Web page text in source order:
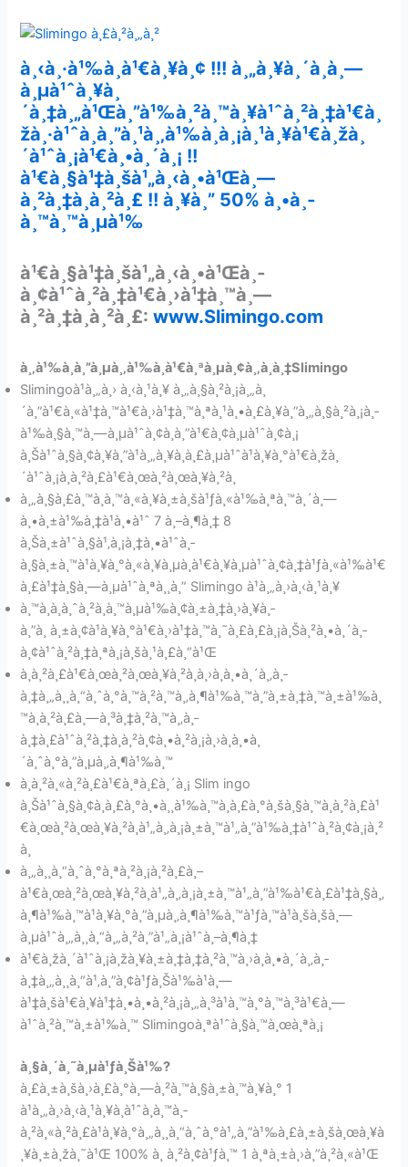
à¸‹à¸·à¹‰à¸­à¹€à¸¥à¸¢ !!! à¸„à¸¥à¸´à¸à¸—
à¸µà¹ˆà¸¥à¸
´à¸‡à¸„à¹Œà¸”à¹‰à¸²à¸™à¸¥à¹ˆà¸²à¸‡à¹€à¸
žà¸·à¹ˆà¸­à¸”à¸¹à¸‚à¹‰à¸­à¸¡à¸¹à¸¥à¹€à¸žà¸
´à¹ˆà¸¡à¹€à¸•à¸´à¸¡ !!
à¹€à¸§à¹‡à¸šà¹„à¸‹à¸•à¹Œà¸—
à¸²à¸‡à¸à¸²à¸£ !! à¸¥à¸” 50% à¸•à¸­
à¸™à¸™à¸µà¹‰
à¹€à¸§à¹‡à¸šà¹„à¸‹à¸•à¹Œà¸­
à¸¢à¹ˆà¸²à¸‡à¹€à¸›à¹‡à¸™à¸—
à¸²à¸‡à¸à¸²à¸£:www.Slimingo.com
à¸‚à¹‰à¸­à¸”à¸µà¸‚à¹‰à¸­à¹€à¸ªà¸µà¸¢à¸‚à¸­à¸‡Slimingo
Slimingoà¹à¸„à¸› à¸‹à¸¹à¸¥ à¸„à¸§à¸²à¸¡à¸„à¸
´à¸”à¹€à¸«à¹‡à¸™à¹€à¸›à¹‡à¸™à¸ªà¸¹à¸•à¸£à¸¥à¸”à¸„à¸§à¸²à¸¡à¸­
à¹‰à¸§à¸™à¸—à¸µà¹ˆà¸¢à¸­à¸”à¹€à¸¢à¸µà¹ˆà¸¢à¸¡
à¸Šà¹ˆà¸§à¸¢à¸¥à¸”à¹à¸„à¸¥à¸­à¸£à¸µà¹ˆà¹à¸¥à¸°à¹€à¸žà¸
´à¹ˆà¸¡à¸à¸²à¸£à¹€à¸œà¸²à¸œà¸¥à¸²à¸
à¸„à¸§à¸£à¸™à¸­à¸™à¸«à¸¥à¸±à¸šà¹ƒà¸«à¹‰à¸ªà¸™à¸´à¸—
à¸•à¸±à¹‰à¸‡à¹à¸•à¹ˆ 7 à¸–à¸¶à¸‡ 8
à¸Šà¸±à¹ˆà¸§à¹‚à¸¡à¸‡à¸•à¹ˆà¸­
à¸§à¸±à¸™à¹à¸¥à¸°à¸«à¸¥à¸µà¸à¹€à¸¥à¸µà¹ˆà¸¢à¸‡à¹ƒà¸«à¹‰à¹€
à¸£à¹‡à¸§à¸—à¸µà¹ˆà¸ªà¸¸à¸” Slimingo à¹à¸„à¸›à¸‹à¸¹à¸¥
à¸™à¸­à¸à¸ˆà¸²à¸à¸™à¸µà¹‰à¸¢à¸±à¸‡à¸›à¸¥à¸­
à¸”à¸ à¸±à¸¢à¹à¸¥à¸°à¹€à¸›à¹‡à¸™à¸˜à¸£à¸£à¸¡à¸Šà¸²à¸•à¸´à¸­
à¸¢à¹ˆà¸²à¸‡à¸ªà¸¡à¸šà¸¹à¸£à¸“à¹Œ
à¸à¸²à¸£à¹€à¸œà¸²à¸œà¸¥à¸²à¸à¸›à¸à¸•à¸´à¸‚à¸­
à¸‡à¸„à¸¸à¸“à¸ˆà¸°à¸™à¸²à¸™à¸‚à¸¶à¹‰à¸™à¸”à¸±à¸‡à¸™à¸±à¹‰à¸
™à¸à¸²à¸£à¸—à¸³à¸‡à¸²à¸™à¸‚à¸­
à¸‡à¸£à¹ˆà¸²à¸‡à¸à¸²à¸¢à¸•à¸²à¸¡à¸›à¸à¸•à¸
´à¸ˆà¸°à¸”à¸µà¸‚à¸¶à¹‰à¸™
à¸­à¸²à¸«à¸²à¸£à¹€à¸ªà¸£à¸´à¸¡ Slim ingo
à¸Šà¹ˆà¸§à¸¢à¸à¸£à¸°à¸•à¸¸à¹‰à¸™à¸à¸£à¸°à¸šà¸§à¸™à¸à¸²à¸£à¹
€à¸œà¸²à¸œà¸¥à¸²à¸à¹„à¸‚à¸¡à¸±à¸™à¹„à¸”à¹‰à¸‡à¹ˆà¸²à¸¢à¸¡à¸²
à¸
à¸„à¸¸à¸“à¸ˆà¸°à¸ªà¸²à¸¡à¸²à¸£à¸–
à¹€à¸œà¸²à¸œà¸¥à¸²à¸à¹„à¸‚à¸¡à¸±à¸™à¹„à¸”à¹‰à¹€à¸£à¹‡à¸§à¸‚
à¸¶à¹‰à¸™à¹à¸¥à¸°à¸”à¸µà¸‚à¸¶à¹‰à¸™à¹ƒà¸™à¹à¸šà¸šà¸—
à¸µà¹ˆà¸„à¸¸à¸“à¸„à¸²à¸”à¹„à¸¡à¹ˆà¸–à¸¶à¸‡
à¹€à¸žà¸´à¹ˆà¸¡à¸žà¸¥à¸±à¸‡à¸‡à¸²à¸™à¸›à¸à¸•à¸´à¸‚à¸­
à¸‡à¸„à¸¸à¸“à¹‚à¸”à¸¢à¹ƒà¸Šà¹‰à¹à¸—
à¹‡à¸šà¹€à¸¥à¹‡à¸•à¸•à¸²à¸¡à¸„à¸³à¹à¸™à¸°à¸™à¸³à¹€à¸—
à¹ˆà¸²à¸™à¸±à¹‰à¸™ Slimingoà¸ªà¹ˆà¸§à¸™à¸œà¸ªà¸¡
à¸§à¸´à¸˜à¸µà¹ƒà¸Šà¹‰?
à¸£à¸±à¸šà¸›à¸£à¸°à¸—à¸²à¸™à¸§à¸±à¸™à¸¥à¸° 1
à¹à¸„à¸›à¸‹à¸¹à¸¥à¸à¹ˆà¸­à¸™à¸­
à¸²à¸«à¸²à¸£à¹à¸¥à¸°à¸„à¸¸à¸“à¸ˆà¸°à¹„à¸”à¹‰à¸£à¸±à¸šà¸œà¸¥à
¸¥à¸±à¸žà¸˜à¹Œ 100% à¸ à¸²à¸¢à¹ƒà¸™ 1 à¸ªà¸±à¸›à¸”à¸²à¸«à¹Œ